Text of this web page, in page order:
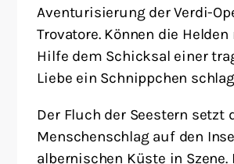
Aventurisierung der Verdi-
Trovatore. Können die
Hilfe dem Schicksal einer
Liebe ein Schnippchen
Der Fluch der Seestern setzt
Menschenschlag auf den
albernischen Küste in Szene.